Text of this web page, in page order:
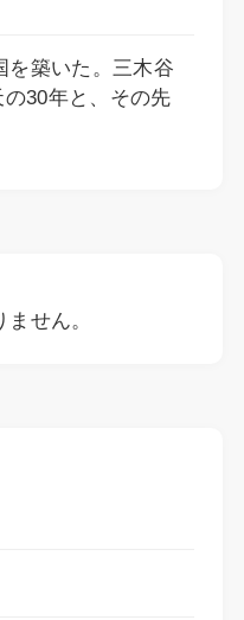
を築いた。三木谷
30年と、その先
せん。